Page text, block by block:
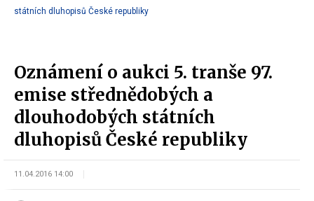
státních dluhopisů České republiky
Oznámení o aukci 5. tranše 97.
emise střednědobých a
dlouhodobých státních
dluhopisů České republiky
11.04.2016 14:00